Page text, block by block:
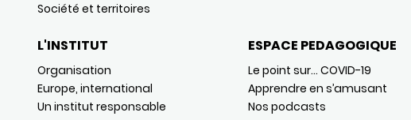
Société et territoires
L'INSTITUT
Organisation
Europe, international
Un institut responsable
ESPACE PEDAGOGIQUE
Le point sur… COVID-19
Apprendre en s’amusant
Nos podcasts